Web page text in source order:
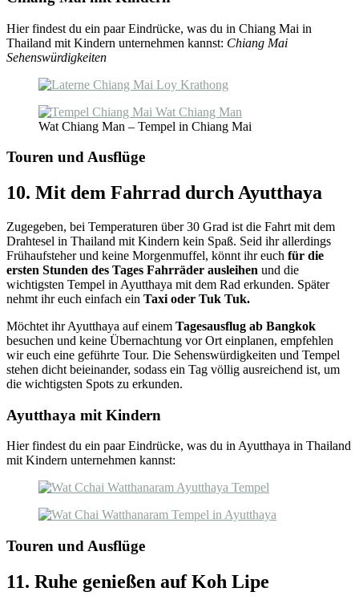
Hier findest du ein paar Eindrücke, was du in Chiang Mai in
Thailand mit Kindern unternehmen kannst: Chiang Mai
Sehenswürdigkeiten
Wat Chiang Man – Tempel in Chiang Mai
Touren und Ausflüge
10. Mit dem Fahrrad durch Ayutthaya
Zugegeben, bei Temperaturen über 30 Grad ist die Fahrt mit dem
Drahtesel in Thailand mit Kindern kein Spaß. Seid ihr allerdings
Frühaufsteher und keine Morgenmuffel, könnt ihr euch für die
ersten Stunden des Tages Fahrräder ausleihen und die
wichtigsten Tempel in Ayutthaya mit dem Rad erkunden. Später
nehmt ihr euch einfach ein Taxi oder Tuk Tuk.
Möchtet ihr Ayutthaya auf einem Tagesausflug ab Bangkok
besuchen und keine Übernachtung vor Ort einplanen, empfehlen
wir euch eine geführte Tour. Die Sehenswürdigkeiten und Tempel
stehen dicht beieinander, sodass ein Tag völlig ausreichend ist, um
die wichtigsten Spots zu erkunden.
Ayutthaya mit Kindern
Hier findest du ein paar Eindrücke, was du in Ayutthaya in Thailand
mit Kindern unternehmen kannst:
Touren und Ausflüge
11. Ruhe genießen auf Koh Lipe